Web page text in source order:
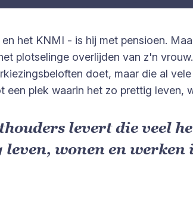
het KNMI - is hij met pensioen.
plotselinge overlijden van z'n
doet, maar die al
plek waarin het zo prettig leven,
levert die veel
wonen en werken